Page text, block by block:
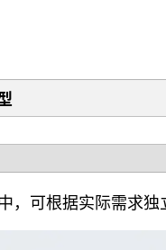
可根据实际需求独